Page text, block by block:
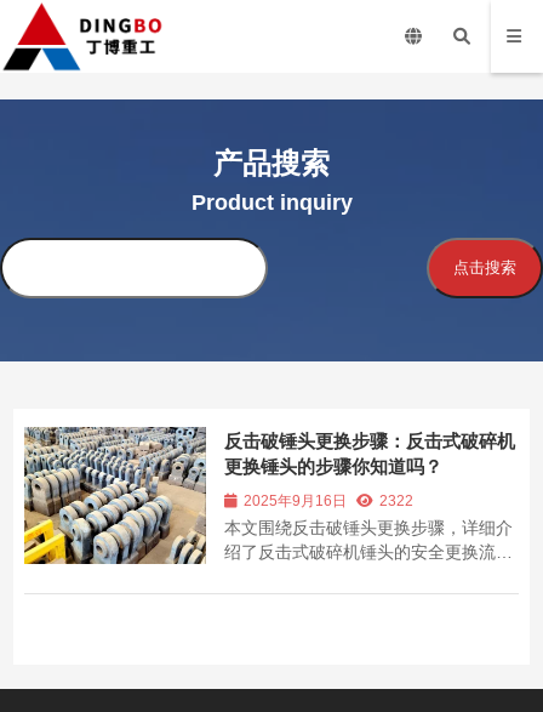
产品搜索
Product inquiry
点击搜索
反击破锤头更换步骤：反击式破碎机
更换锤头的步骤你知道吗？
2025年9月16日 2322
本文围绕反击破锤头更换步骤，详细介
绍了反击式破碎机锤头的安全更换流程
险。